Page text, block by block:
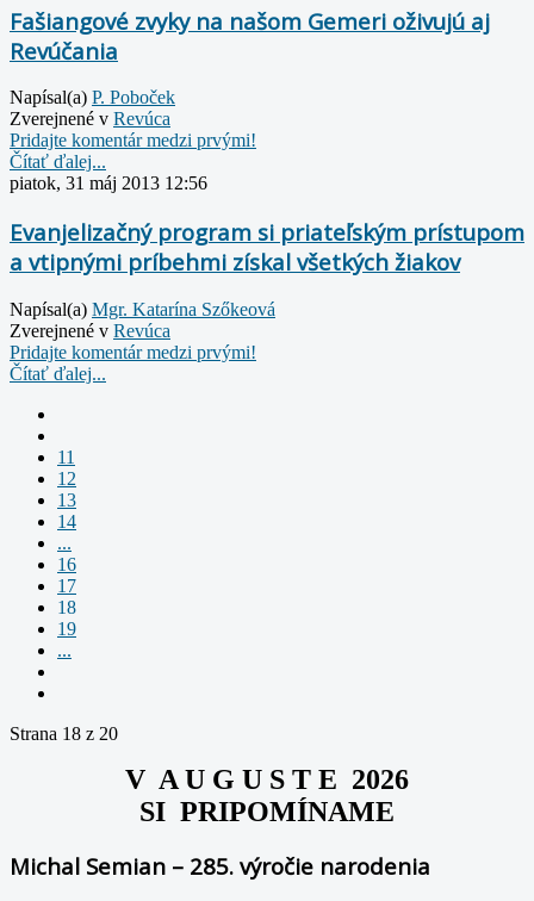
Fašiangové zvyky na našom Gemeri oživujú aj
Revúčania
Napísal(a) P. Poboček
Zverejnené v Revúca
Pridajte komentár medzi prvými!
Čítať ďalej...
piatok, 31 máj 2013 12:56
Evanjelizačný program si priateľským prístupom
a vtipnými príbehmi získal všetkých žiakov
Napísal(a) Mgr. Katarína Szőkeová
Zverejnené v Revúca
Pridajte komentár medzi prvými!
Čítať ďalej...
11
12
13
14
...
16
17
18
19
...
Strana 18 z 20
V A U G U S T E 2026
SI PRIPOMÍNAME
Michal Semian – 285. výročie narodenia